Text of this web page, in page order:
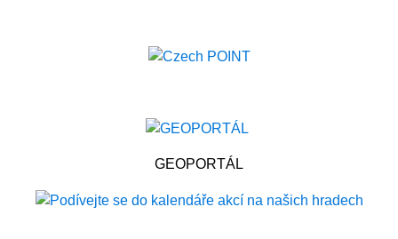
GEOPORTÁL